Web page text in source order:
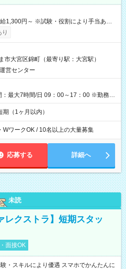
あり 【即給（前払い）オプションあ
、勤務から1週間ほどで給与の一部を受け
8:30～17:30（休憩1時間） 時給1,300円
＋交通費 ※当日の役割により時給＋100
験 7:00～13:30（休憩なし） 時給1,300
時間＝日収8,400円＋交通費 【試用期
市大宮区錦町（最寄り駅：大宮駅）
営センター
：最大7時間/日 09：00～17：00 ※勤務時
ります。
（1ヶ月以内）
WワークOK / 10名以上の大量募集
応募する 詳細へ
未読
レクストラ】短期スタッ
面接OK
スキルにより優遇 スマホでかんたんに